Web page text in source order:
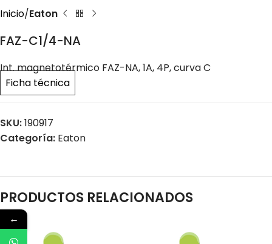
Inicio Eaton
FAZ-C1/4-NA
Int. magnetotérmico FAZ-NA, 1A, 4P, curva C
Ficha técnica
SKU:190917
Categoría: Eaton
PRODUCTOS RELACIONADOS
←